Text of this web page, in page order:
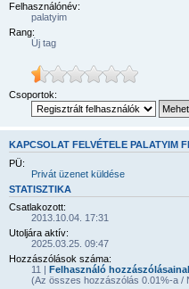
Felhasználónév:
palatyim
Rang:
Új tag
Csoportok:
KAPCSOLAT FELVÉTELE PALATYIM
PÜ:
Privát üzenet küldése
STATISZTIKA
Csatlakozott:
2013.10.04. 17:31
Utoljára aktív:
2025.03.25. 09:47
Hozzászólások száma:
11 | Felhasználó
(Az összes hozzászólás 0.01%-a /